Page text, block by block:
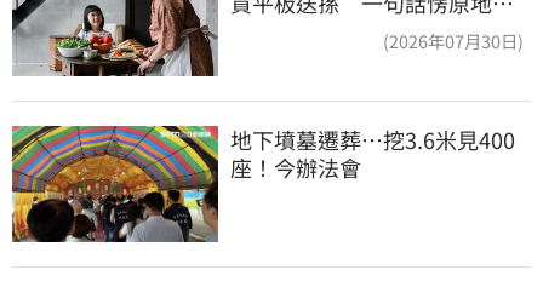
(2026年07月30日)
地下墳墓遷葬…挖3.6米見400
座！今辦法會